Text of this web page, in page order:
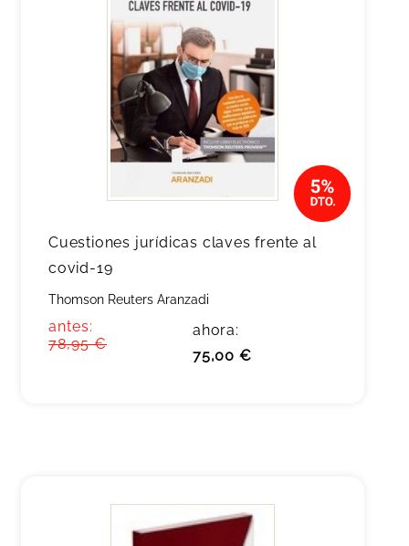
Cuestiones jurídicas claves frente al
covid-19
Thomson Reuters Aranzadi
antes:
78,95 €
ahora:
75,00 €